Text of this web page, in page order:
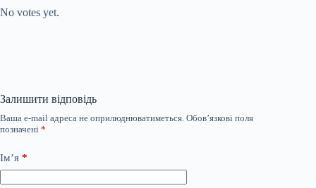
No votes yet.
Залишити відповідь
Ваша e-mail адреса не оприлюднюватиметься. Обов’язкові поля
позначені *
Ім’я *